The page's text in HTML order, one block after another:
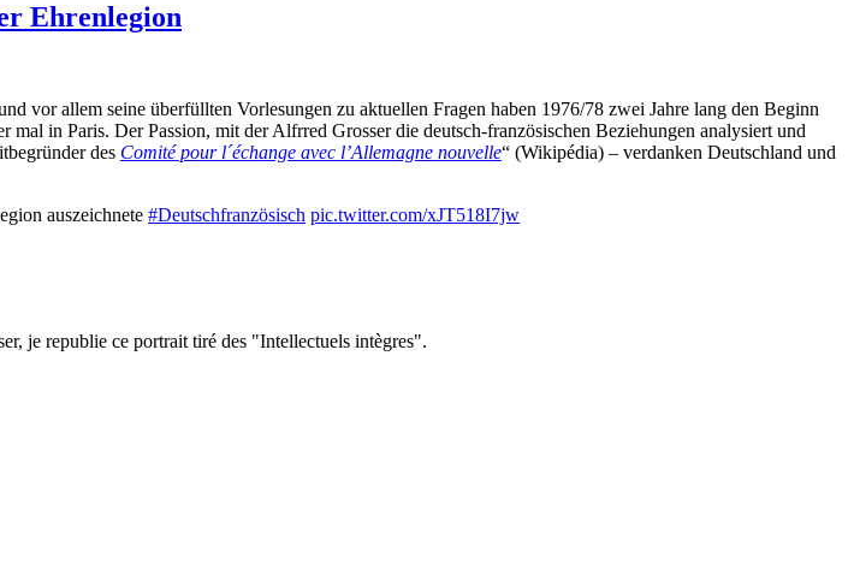
Ehrenlegion
vor allem seine überfüllten Vorlesungen zu aktuellen Fragen haben 1976/78 zwei Jahre lang den Beginn
in Paris. Der Passion, mit der Alfrred Grosser die deutsch-französischen Beziehungen analysiert und
des Comité pour l´échange avec l’Allemagne nouvelle“ (Wikipédia) – verdanken Deutschland und
auszeichnete #Deutschfranzösisch pic.twitter.com/xJT518I7jw
je republie ce portrait tiré des "Intellectuels intègres".